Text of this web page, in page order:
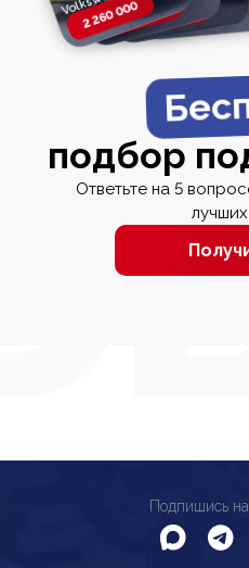
2 260 0002 820 000
2 820 0002 670 000
подбор
Ответьте на 5
Подпишись